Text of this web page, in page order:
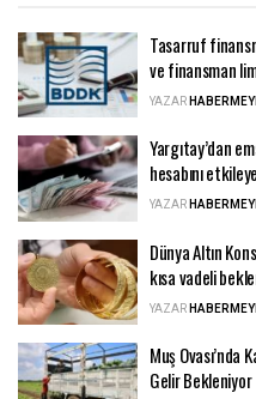
Tasarruf
ve finansman
YAZAR
Yargıtay’dan
hesabını
YAZAR
Dünya Altın
kısa vadeli
YAZAR
Muş Ovası’nda
Gelir Bekleniyor